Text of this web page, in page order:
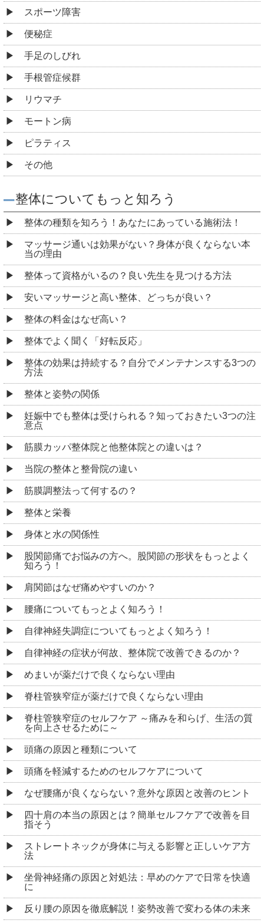
スポーツ障害
便秘症
手足のしびれ
手根管症候群
リウマチ
モートン病
ピラティス
その他
整体についてもっと知ろう
整体の種類を知ろう！あなたにあっている施術法！
マッサージ通いは効果がない？身体が良くならない本
当の理由
整体って資格がいるの？良い先生を見つける方法
安いマッサージと高い整体、どっちが良い？
整体の料金はなぜ高い？
整体でよく聞く「好転反応」
整体の効果は持続する？自分でメンテナンスする3つの
方法
整体と姿勢の関係
妊娠中でも整体は受けられる？知っておきたい3つの注
意点
筋膜カッパ整体院と他整体院との違いは？
当院の整体と整骨院の違い
筋膜調整法って何するの？
整体と栄養
身体と水の関係性
股関節痛でお悩みの方へ。股関節の形状をもっとよく
知ろう！
肩関節はなぜ痛めやすいのか？
腰痛についてもっとよく知ろう！
自律神経失調症についてもっとよく知ろう！
自律神経の症状が何故、整体院で改善できるのか？
めまいが薬だけで良くならない理由
脊柱管狭窄症が薬だけで良くならない理由
脊柱管狭窄症のセルフケア ～痛みを和らげ、生活の質
を向上させるために～
頭痛の原因と種類について
頭痛を軽減するためのセルフケアについて
なぜ腰痛が良くならない？意外な原因と改善のヒント
四十肩の本当の原因とは？簡単セルフケアで改善を目
指そう
ストレートネックが身体に与える影響と正しいケア方
法
坐骨神経痛の原因と対処法：早めのケアで日常を快適
に
反り腰の原因を徹底解説！姿勢改善で変わる体の未来